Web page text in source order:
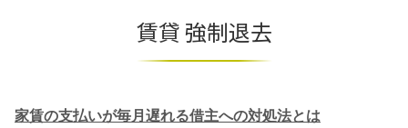
賃貸 強制退去
家賃の支払いが毎月遅れる借主への対処法とは